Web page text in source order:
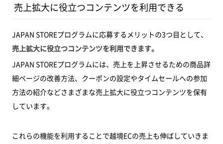
売上拡大に役立つコンテンツを利用できる
JAPAN STOREプログラムに応募するメリットの3つ目として、
売上拡大に役立つコンテンツを利用できます。
JAPAN STOREプログラムには、売上を上昇させるための商品詳
細ページの改善方法、クーポンの設定やタイムセールへの参加
方法の紹介などさまざまな売上拡大に役立つコンテンツを保有
しています。
これらの機能を利用することで越境ECの売上も伸ばしていきま